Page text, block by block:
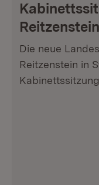
Reitzenstein
Die neue
Reitzenstein in